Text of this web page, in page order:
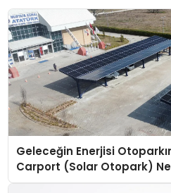
Geleceğin Enerjisi
Carport (Solar Otopark)